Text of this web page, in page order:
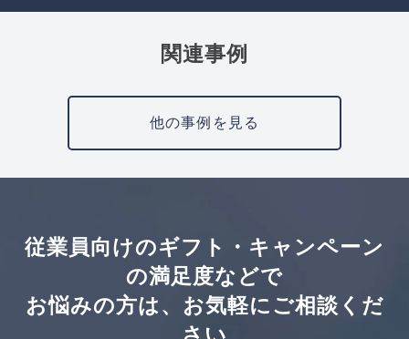
関連事例
他の事例を見る
従業員向けのギフト・キャンペーン
の満足度などで
お悩みの方は、お気軽にご相談くだ